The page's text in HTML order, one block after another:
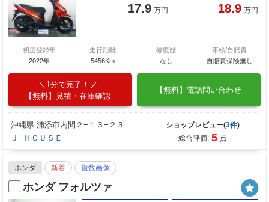
17.9 万円 18.9 万円
初度登録年
2022年
走行距離
5456Km
修復歴
なし
車検/自賠責
自賠責保険無し
1分で完了！
【無料】見積・在庫確認
【無料】電話問い合わせ
沖縄県 浦添市内間２−１３−２３
Ｊ−ＨＯＵＳＥ
ショップレビュー(3件)
総合評価: 5 点
ホンダ 新着 複数画像
ホンダ フォルツァ